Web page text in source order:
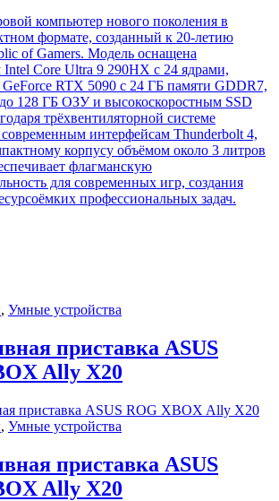
компьютер нового поколения в
формате, созданный к 20-летию
of Gamers. Модель оснащена
Intel Core Ultra 9 290HX с 24 ядрами,
GeForce RTX 5090 с 24 ГБ памяти GDDR7,
128 ГБ ОЗУ и высокоскоростным SSD
трёхвентиляторной системе
интерфейсам Thunderbolt 4,
корпусу объёмом около 3 литров
флагманскую
для современных игр, создания
профессиональных задач.
, Умные устройства
приставка ASUS
Ally X20
, Умные устройства
приставка ASUS
Ally X20